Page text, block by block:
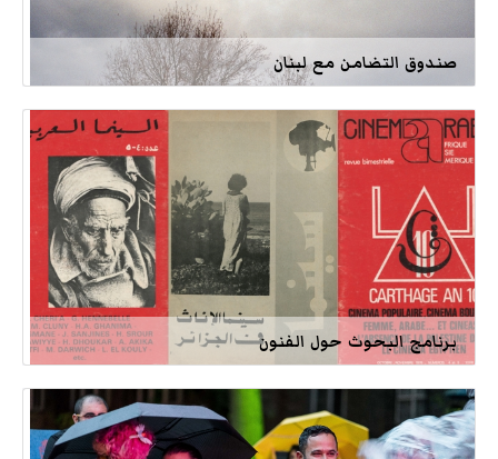
صندوق التضامن مع لبنان
برنامج البحوث حول الفنون